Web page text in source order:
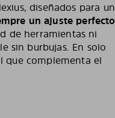
diseñados para un
un ajuste perfecto
de herramientas ni
sin burbujas. En solo
que complementa el